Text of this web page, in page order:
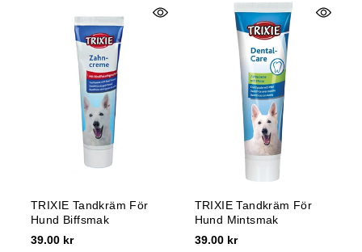
TRIXIE Tandkräm För
Hund Biffsmak
39.00 kr
TRIXIE Tandkräm För
Hund Mintsmak
39.00 kr